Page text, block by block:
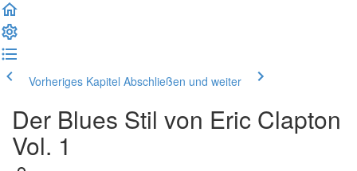
Vorheriges Kapitel Abschließen und weiter
Der Blues Stil von Eric Clapton
Vol. 1